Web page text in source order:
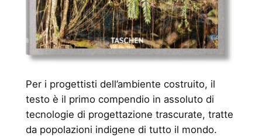
Per i progettisti dell’ambiente costruito, il
testo è il primo compendio in assoluto di
tecnologie di progettazione trascurate, tratte
da popolazioni indigene di tutto il mondo.